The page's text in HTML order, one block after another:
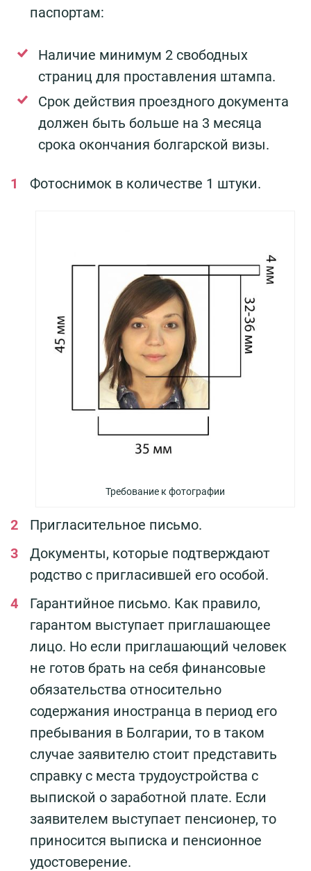
паспортам:
Наличие минимум 2 свободных
страниц для проставления штампа.
Срок действия проездного документа
должен быть больше на 3 месяца
срока окончания болгарской визы.
Фотоснимок в количестве 1 штуки.
Требование к фотографии
Пригласительное письмо.
Документы, которые подтверждают
родство с пригласившей его особой.
Гарантийное письмо. Как правило,
гарантом выступает приглашающее
лицо. Но если приглашающий человек
не готов брать на себя финансовые
обязательства относительно
содержания иностранца в период его
пребывания в Болгарии, то в таком
случае заявителю стоит представить
справку с места трудоустройства с
выпиской о заработной плате. Если
заявителем выступает пенсионер, то
приносится выписка и пенсионное
удостоверение.